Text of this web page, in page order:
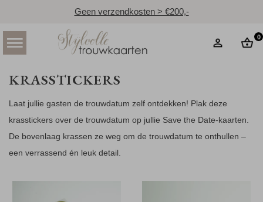
Geen verzendkosten > €200,-
0
KRASSTICKERS
Laat jullie gasten de trouwdatum zelf ontdekken! Plak deze
krasstickers over de trouwdatum op jullie Save the Date-kaarten.
De bovenlaag krassen ze weg om de trouwdatum te onthullen –
een verrassend én leuk detail.